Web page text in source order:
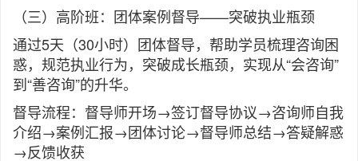
（三）高阶班：团体案例督导——突破执业瓶颈
通过5天（30小时）团体督导，帮助学员梳理咨询困
惑，规范执业行为，突破成长瓶颈，实现从“会咨询”
到“善咨询”的升华。
督导流程：督导师开场→签订督导协议→咨询师自我
介绍→案例汇报→团体讨论→督导师总结→答疑解惑
→反馈收获